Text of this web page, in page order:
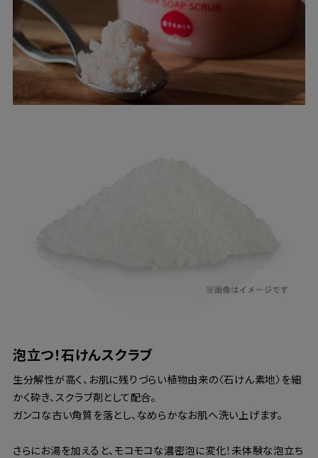
泡立つ！石けんスクラブ
生分解性が高く、お肌に残りづらい植物由来の〈石けん素地〉を細
かく砕き、スクラブ剤として配合。
ガンコな古い角質を落とし、なめらかなお肌へ洗い上げます。
さらにお湯を加えると、モコモコな濃密泡に変化！未体験な泡立ち